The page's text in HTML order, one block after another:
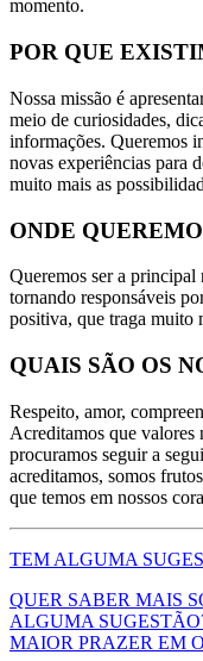
momento.
POR QUE
Nossa missão é
meio de curiosidades,
informações. Queremos
novas experiências para
muito mais as
ONDE
Queremos ser a principal
tornando responsáveis
positiva, que traga muito
QUAIS SÃO OS
Respeito, amor,
Acreditamos que valores
procuramos seguir a
acreditamos, somos
que temos em nossos
TEM ALGUMA
QUER SABER MAIS
ALGUMA
MAIOR PRAZER EM